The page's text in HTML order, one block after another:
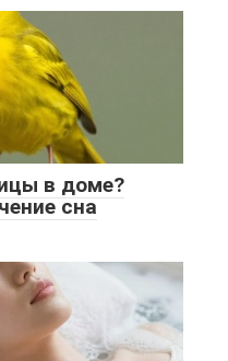
в доме?
сна